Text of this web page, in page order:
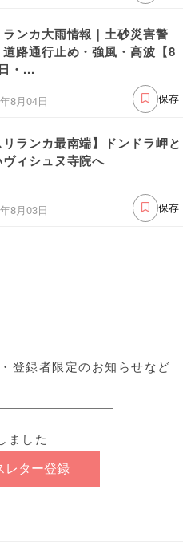
ランカ大雨情報｜土砂災害警
路通行止め・強風・高波【8
・...
8月04日 保存
リランカ最南端】ドンドラ岬と
ィシュヌ寺院へ
8月03日 保存
登録者限定のお知らせなど
ました